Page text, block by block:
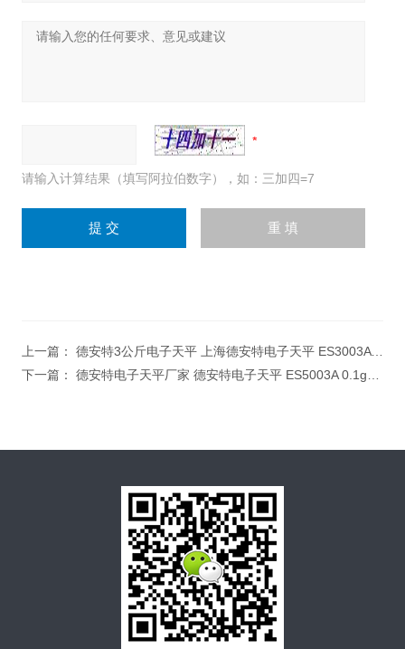
请输入计算结果（填写阿拉伯数字），如：三加四=7
上一篇： 德安特3公斤电子天平 上海德安特电子天平 ES3003A max:3000g/0.1g电子天平
下一篇： 德安特电子天平厂家 德安特电子天平 ES5003A 0.1g电子天平 电子天平校正方法